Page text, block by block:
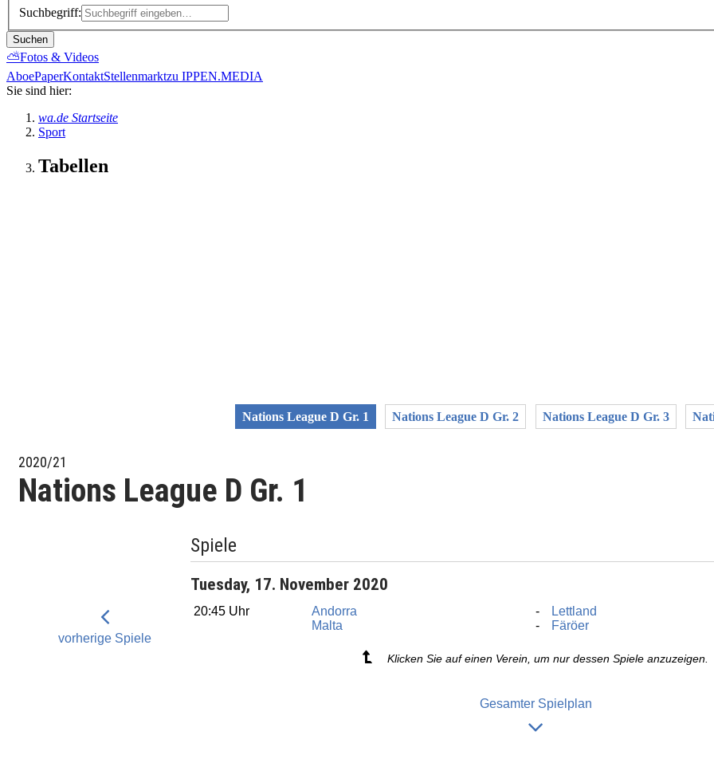
Suchbegriff:
Suchen
⛅Fotos & Videos
AboePaperKontaktStellenmarktzu IPPEN.MEDIA
Sie sind hier:
wa.de Startseite
Sport
Tabellen
Nations League D Gr. 1 Nations League D Gr. 2 Nations League D Gr. 3
2020/21
Nations League D Gr. 1
vorherige Spiele
Spiele
Tuesday, 17. November 2020
20:45 Uhr Andorra Lettland
Malta
Färöer
Klicken Sie auf einen Verein, um nur dessen Spiele anzuzeigen.
Gesamter Spielplan